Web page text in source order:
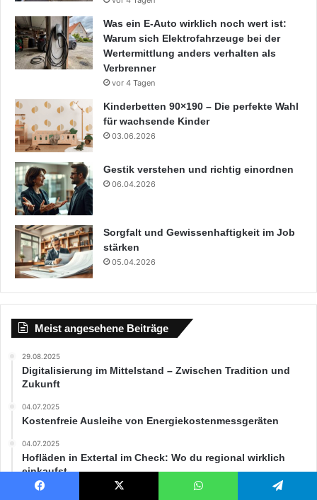
Was ein E-Auto wirklich noch wert ist:
Warum sich Elektrofahrzeuge bei der
Wertermittlung anders verhalten als
Verbrenner
vor 4 Tagen
Kinderbetten 90×190 – Die perfekte Wahl
für wachsende Kinder
03.06.2026
Gestik verstehen und richtig einordnen
06.04.2026
Sorgfalt und Gewissenhaftigkeit im Job
stärken
05.04.2026
Meist angesehene Beiträge
29.08.2025
Digitalisierung im Mittelstand – Zwischen Tradition und
Zukunft
04.07.2025
Kostenfreie Ausleihe von Energiekostenmessgeräten
04.07.2025
Hofläden in Extertal im Check: Wo du regional wirklich
einkaufst